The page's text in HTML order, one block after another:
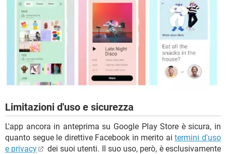
Limitazioni d'uso e sicurezza
L'app ancora in anteprima su Google Play Store è sicura, in
quanto segue le direttive Facebook in merito aitermini d'uso
e privacy
dei suoi utenti. Il suo uso, però, è esclusivamente